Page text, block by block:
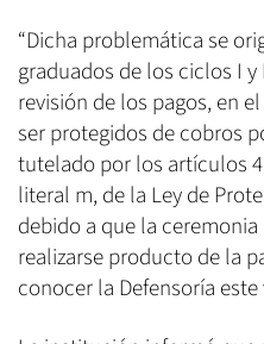
“Dicha problemática se
graduados de los ciclos I
revisión de los pagos, en
ser protegidos de cobros
tutelado por los artículos
literal m, de la Ley de
debido a que la
realizarse producto de la
conocer la Defensoría este